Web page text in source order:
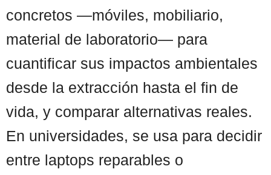
concretos —móviles, mobiliario,
material de laboratorio— para
cuantificar sus impactos ambientales
desde la extracción hasta el fin de
vida, y comparar alternativas reales.
En universidades, se usa para decidir
entre laptops reparables o